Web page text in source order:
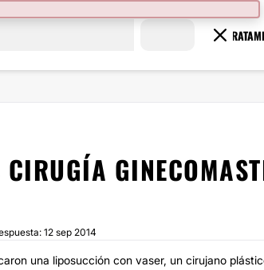
CIRUGÍA
12 sep 2014
una liposucción con vaser, un cirujano